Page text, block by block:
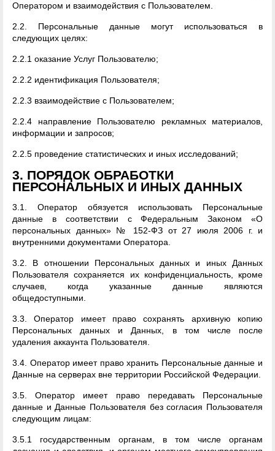
Оператором и взаимодействия с Пользователем.
2.2. Персональные данные могут использоваться в
следующих целях:
2.2.1 оказание Услуг Пользователю;
2.2.2 идентификация Пользователя;
2.2.3 взаимодействие с Пользователем;
2.2.4 направление Пользователю рекламных материалов,
информации и запросов;
2.2.5 проведение статистических и иных исследований;
3. ПОРЯДОК ОБРАБОТКИ
ПЕРСОНАЛЬНЫХ И ИНЫХ ДАННЫХ
3.1. Оператор обязуется использовать Персональные
данные в соответствии с Федеральным Законом «О
персональных данных» № 152-ФЗ от 27 июля 2006 г. и
внутренними документами Оператора.
3.2. В отношении Персональных данных и иных Данных
Пользователя сохраняется их конфиденциальность, кроме
случаев, когда указанные данные являются
общедоступными.
3.3. Оператор имеет право сохранять архивную копию
Персональных данных и Данных, в том числе после
удаления аккаунта Пользователя.
3.4. Оператор имеет право хранить Персональные данные и
Данные на серверах вне территории Российской Федерации.
3.5. Оператор имеет право передавать Персональные
данные и Данные Пользователя без согласия Пользователя
следующим лицам:
3.5.1 государственным органам, в том числе органам